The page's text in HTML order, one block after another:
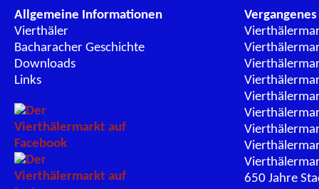
Allgemeine Informationen
Vierthäler
Bacharacher Geschichte
Downloads
Links
Vergangenes
650 Jahre